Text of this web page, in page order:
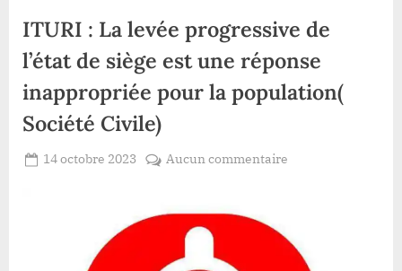
ITURI : La levée progressive de
l’état de siège est une réponse
inappropriée pour la population(
Société Civile)
Posted
14 octobre 2023
Aucun commentaire
levée
progressive